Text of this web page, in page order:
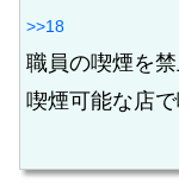
>>18
職員の喫煙を
喫煙可能な店